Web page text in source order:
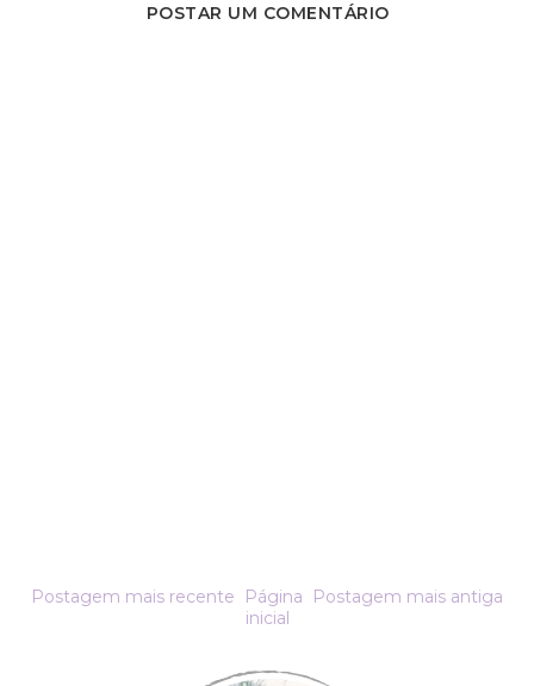
POSTAR UM COMENTÁRIO
Postagem mais recente Postagem mais antiga
Página
inicial